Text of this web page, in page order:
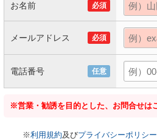
お名前 必須
メールアドレス 必須
電話番号 任意
※営業・勧誘を目的とした、お問合せは
※利用規約及びプライバシーポリシー